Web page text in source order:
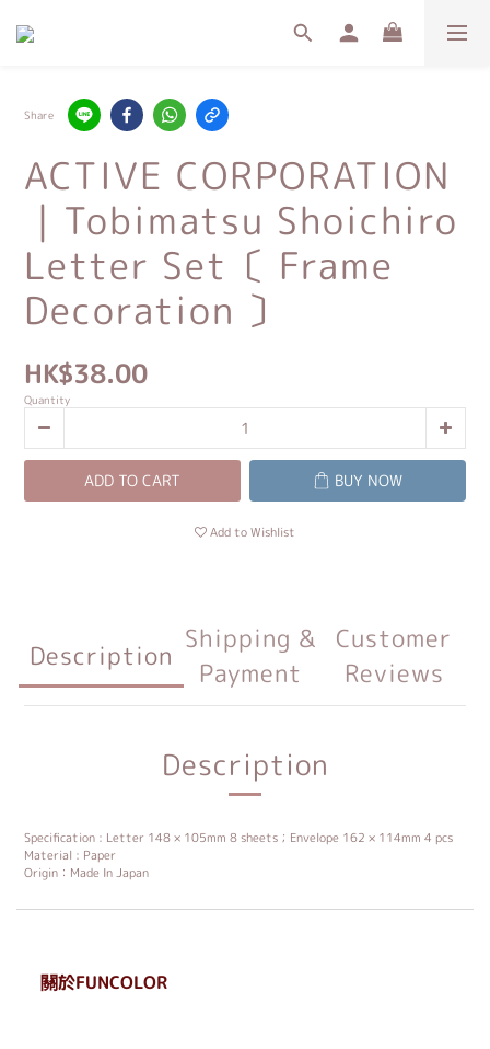
Share
ACTIVE CORPORATION
｜Tobimatsu Shoichiro
Letter Set〔 Frame
Decoration 〕
HK$38.00
Quantity
ADD TO CART BUY NOW
Add to Wishlist
Description
Shipping &
Payment
Customer
Reviews
Description
Specification : Letter 148 × 105mm 8 sheets；Envelope 162 × 114mm 4 pcs
Material : Paper
Origin：Made In Japan
關於FUNCOLOR